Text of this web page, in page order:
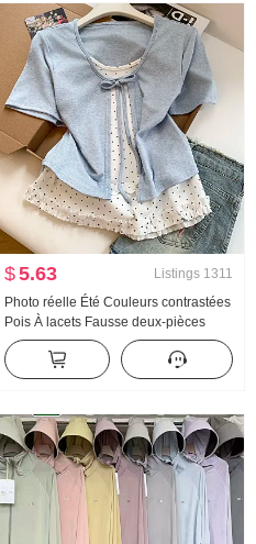
$5.63 Listings 1311
Photo réelle Été Couleurs contrastées
Pois À lacets Fausse deux-pièces
Manches courtes T-shirt Femme Été
Nouveau Style sucré Niche Top